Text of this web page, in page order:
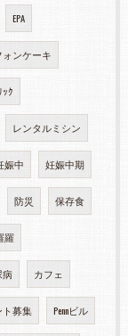
EPA
ォンケーキ
ｸ
レンタルミシン
娠中 妊娠中期
防災 保存食
羅
病 カフェ
募集 Pennビル